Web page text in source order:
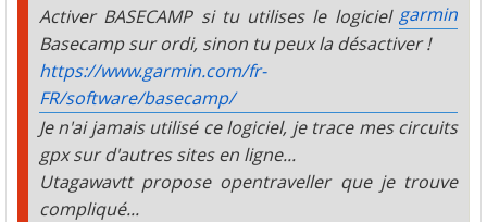
Activer BASECAMP si tu utilises le logiciel garmin
Basecamp sur ordi, sinon tu peux la désactiver !
https://www.garmin.com/fr-
FR/software/basecamp/
Je n'ai jamais utilisé ce logiciel, je trace mes circuits
gpx sur d'autres sites en ligne...
Utagawavtt propose opentraveller que je trouve
compliqué...